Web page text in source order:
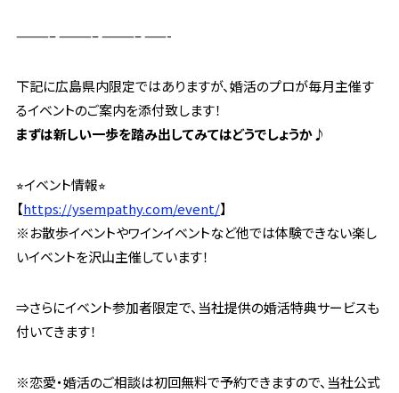
———– ———– ———– ——-
下記に広島県内限定ではありますが、婚活のプロが毎月主催す
るイベントのご案内を添付致します！
まずは新しい一歩を踏み出してみてはどうでしょうか♪
⭐︎イベント情報⭐︎
【https://ysempathy.com/event/】
※お散歩イベントやワインイベントなど他では体験できない楽し
いイベントを沢山主催しています！
⇒さらにイベント参加者限定で、当社提供の婚活特典サービスも
付いてきます！
※恋愛・婚活のご相談は初回無料で予約できますので、当社公式